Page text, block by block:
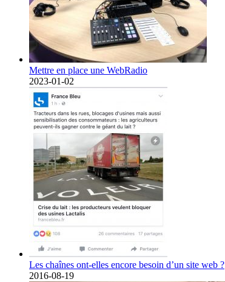
Mettre en place une WebRadio
2023-01-02
Les chaînes ont-elles encore besoin d’un site web ?
2016-08-19